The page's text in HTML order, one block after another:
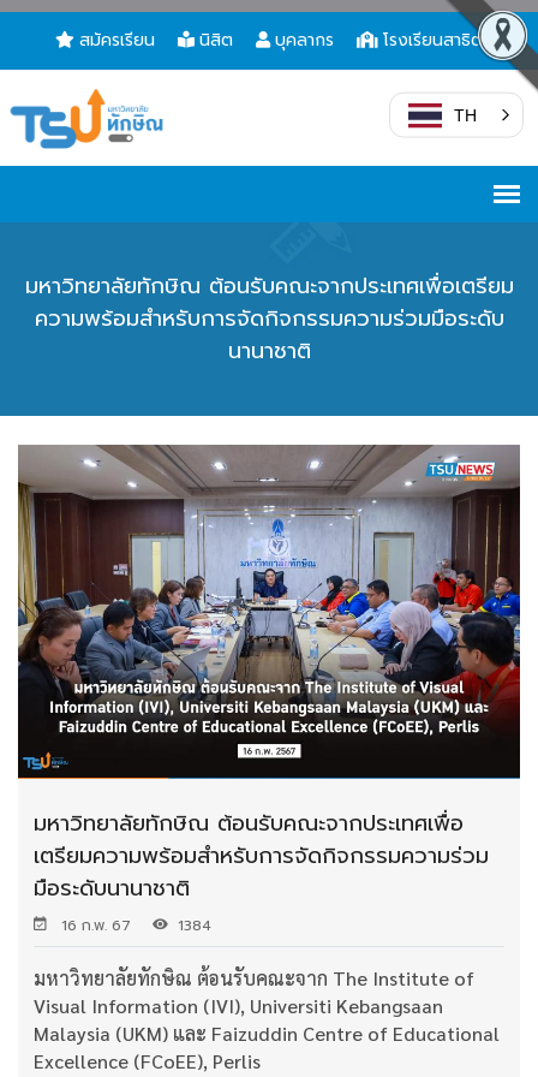
สมัครเรียน นิสิต บุคลากร โรงเรียนสาธิต
TH
มหาวิทยาลัยทักษิณ ต้อนรับคณะจากประเทศเพื่อเตรียม
ความพร้อมสำหรับการจัดกิจกรรมความร่วมมือระดับ
นานาชาติ
มหาวิทยาลัยทักษิณ ต้อนรับคณะจากประเทศเพื่อ
เตรียมความพร้อมสำหรับการจัดกิจกรรมความร่วม
มือระดับนานาชาติ
16 ก.พ. 67 1384
มหาวิทยาลัยทักษิณ ต้อนรับคณะจาก The Institute of
Visual Information (IVI), Universiti Kebangsaan
Malaysia (UKM) และ Faizuddin Centre of Educational
Excellence (FCoEE), Perlis